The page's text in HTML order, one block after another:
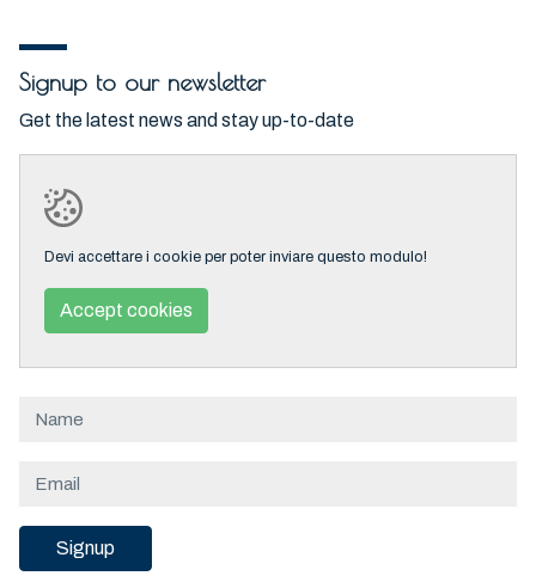
Signup to our newsletter
Get the latest news and stay up-to-date
Devi accettare i cookie per poter inviare questo modulo!
Accept cookies
Signup